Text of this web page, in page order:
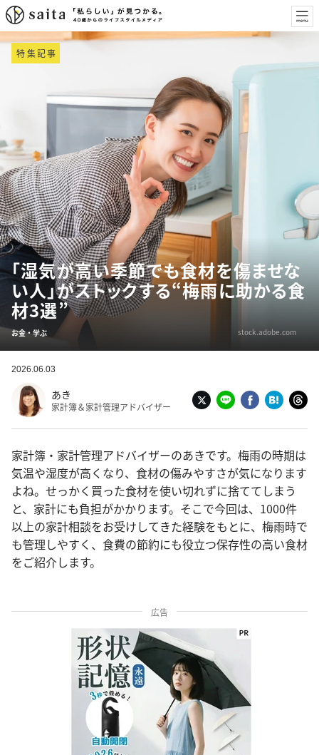
特集記事
「湿気が高い季節でも食材を傷ませな
い人」がストックする“梅雨に助かる食
材3選”
お金・学ぶ stock.adobe.com
2026.06.03
あき
家計簿＆家計管理アドバイザー
家計簿・家計管理アドバイザーのあきです。梅雨の時期は
気温や湿度が高くなり、食材の傷みやすさが気になります
よね。せっかく買った食材を使い切れずに捨ててしまう
と、家計にも負担がかかります。そこで今回は、1000件
以上の家計相談をお受けしてきた経験をもとに、梅雨時で
も管理しやすく、食費の節約にも役立つ保存性の高い食材
をご紹介します。
広告